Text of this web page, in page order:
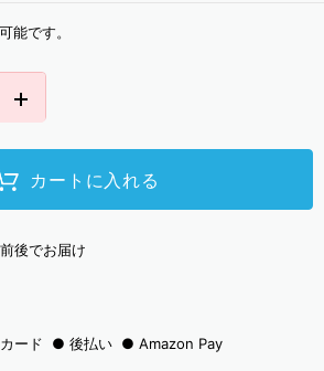
能です。
カートに入れる
後でお届け
ード 後払い Amazon Pay